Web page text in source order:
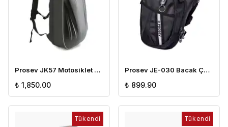
Prosev JK57 Motosiklet Sırt Çantası
₺ 1,850.00
Prosev JE-030 Bacak Çantası
₺ 899.90
Tükendi Tükendi